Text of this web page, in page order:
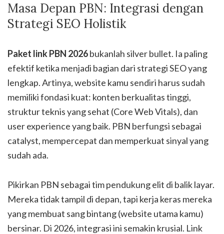
Masa Depan PBN: Integrasi dengan
Strategi SEO Holistik
Paket link PBN 2026bukanlah silver bullet. Ia paling
efektif ketika menjadi bagian dari strategi SEO yang
lengkap. Artinya, website kamu sendiri harus sudah
memiliki fondasi kuat: konten berkualitas tinggi,
struktur teknis yang sehat (Core Web Vitals), dan
user experience yang baik. PBN berfungsi sebagai
catalyst, mempercepat dan memperkuat sinyal yang
sudah ada.
Pikirkan PBN sebagai tim pendukung elit di balik layar.
Mereka tidak tampil di depan, tapi kerja keras mereka
yang membuat sang bintang (website utama kamu)
bersinar. Di 2026, integrasi ini semakin krusial. Link